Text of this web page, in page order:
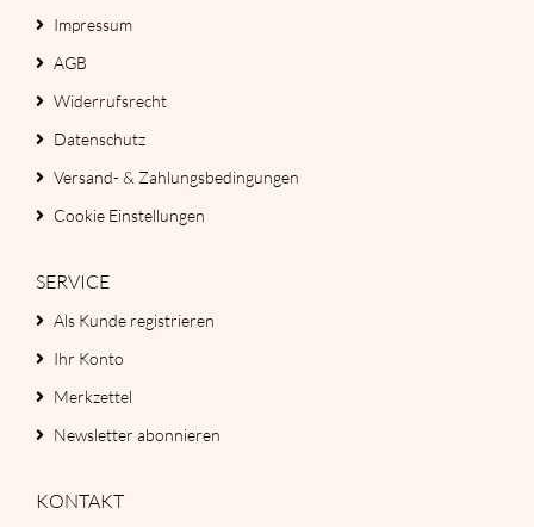
Impressum
AGB
Widerrufsrecht
Datenschutz
Versand- & Zahlungsbedingungen
Cookie Einstellungen
SERVICE
Als Kunde registrieren
Ihr Konto
Merkzettel
Newsletter abonnieren
KONTAKT